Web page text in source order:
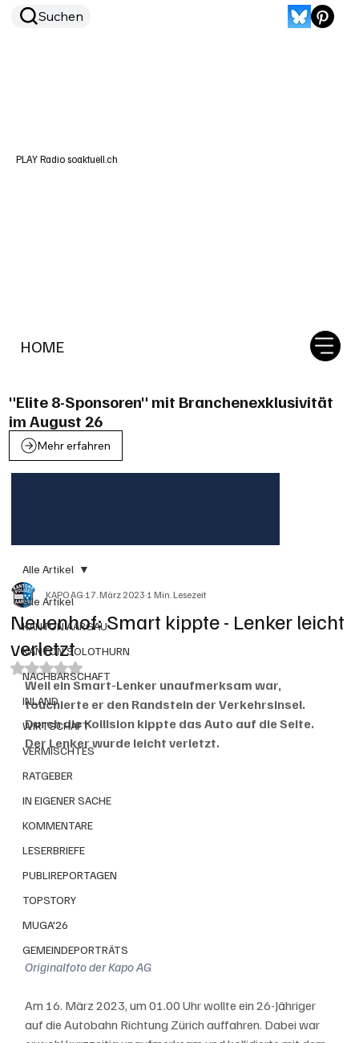
HOME
Suchen
PLAY Radio soaktuell.ch
"Elite 8-Sponsoren" mit Branchenexklusivität
im August 26
Mehr erfahren
Alle Artikel
KANTON AARGAU
KANTON SOLOTHURN
NACHBARSCHAFT
INLAND
WIRTSCHAFT
VERMISCHTES
RATGEBER
IN EIGENER SACHE
KOMMENTARE
LESERBRIEFE
PUBLIREPORTAGEN
TOPSTORY
MUGA'26
GEMEINDEPORTRÄTS
Alle Artikel
Neuenhof: Smart kippte - Lenker leicht
verletzt
KAPO AG17. März 20231 Min. Lesezeit
Mit NaN von 5 Sternen bewertet.
Weil ein Smart-Lenker unaufmerksam war,
touchierte er den Randstein der Verkehrsinsel.
Durch die Kollision kippte das Auto auf die Seite.
Der Lenker wurde leicht verletzt.
Originalfoto der Kapo AG
Am 16. März 2023, um 01.00 Uhr wollte ein 26-Jähriger
auf die Autobahn Richtung Zürich auffahren. Dabei war